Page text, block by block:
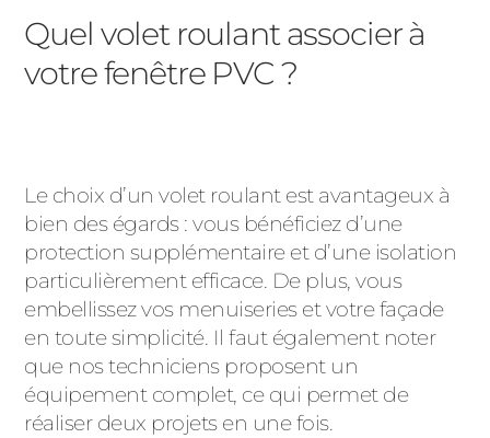
Quel volet roulant associer à
votre fenêtre PVC ?
Le choix d’un volet roulant est avantageux à
bien des égards : vous bénéficiez d’une
protection supplémentaire et d’une isolation
particulièrement efficace. De plus, vous
embellissez vos menuiseries et votre façade
en toute simplicité. Il faut également noter
que nos techniciens proposent un
équipement complet, ce qui permet de
réaliser deux projets en une fois.